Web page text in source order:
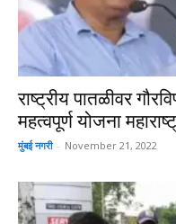
राष्ट्रीय पातळीवर
महत्वपूर्ण योजना
मुंबई नगरी - November 21, 2022